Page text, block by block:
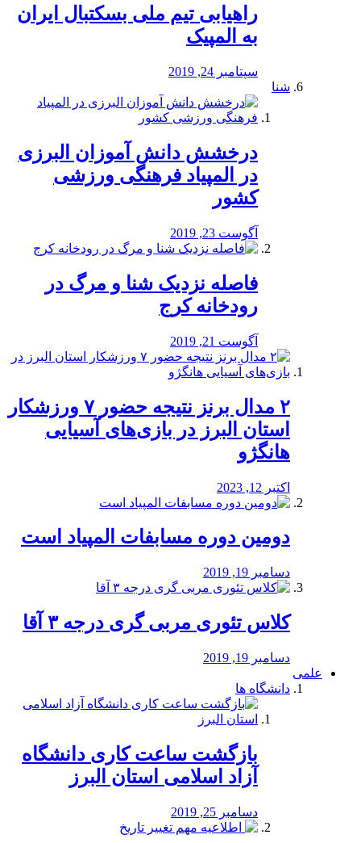
راهیابی تیم ملی بسکتبال ایران
به المپیک
سپتامبر 24, 2019
شنا
درخشش دانش آموزان البرزی
در المپیاد فرهنگی ورزشی
کشور
آگوست 23, 2019
️فاصله نزدیک شنا و مرگ در
رودخانه کرج
آگوست 21, 2019
۲ مدال برنز نتیجه حضور ۷ ورزشکار
استان البرز در بازی‌های آسیایی
هانگژو
اکتبر 12, 2023
دومین دوره مسابفات المپیاد است
دسامبر 19, 2019
کلاس تئوری مربی گری درجه ۳ آقا
دسامبر 19, 2019
علمی
دانشگاه ها
بازگشت ساعت کاری دانشگاه
آزاد اسلامی استان البرز
دسامبر 25, 2019